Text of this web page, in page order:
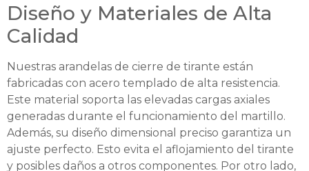
Diseño y Materiales de Alta
Calidad
Nuestras arandelas de cierre de tirante están
fabricadas con acero templado de alta resistencia.
Este material soporta las elevadas cargas axiales
generadas durante el funcionamiento del martillo.
Además, su diseño dimensional preciso garantiza un
ajuste perfecto. Esto evita el aflojamiento del tirante
y posibles daños a otros componentes. Por otro lado,